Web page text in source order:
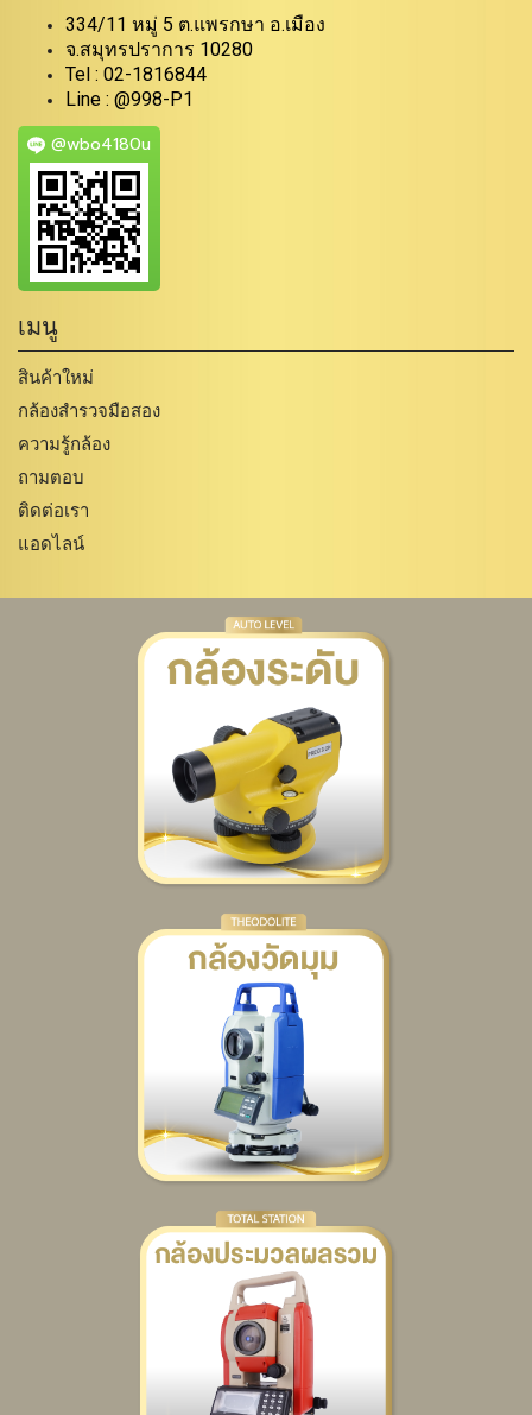
334/11 หมู่ 5 ต.แพรกษา อ.เมือง
จ.สมุทรปราการ 10280
Tel : 02-1816844
Line : @998-P1
@wbo4180u
เมนู
สินค้าใหม่
กล้องสำรวจมือสอง
ความรู้กล้อง
ถามตอบ
ติดต่อเรา
แอดไลน์